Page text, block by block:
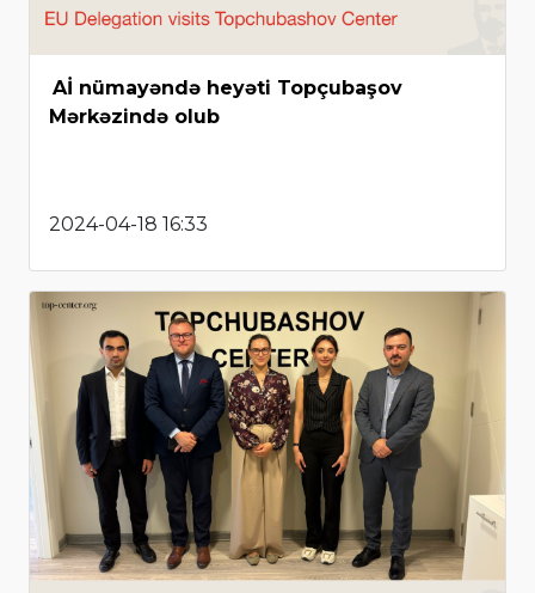
Aİ nümayəndə heyəti Topçubaşov
Mərkəzində olub
2024-04-18 16:33